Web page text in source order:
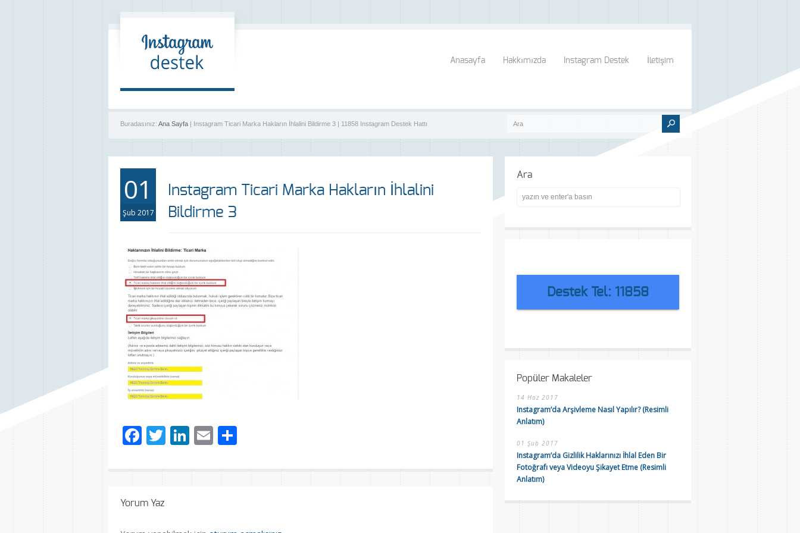
Anasayfa Hakkımızda Instagram Destek İletişim
Buradasınız: Ana Sayfa | Instagram Ticari Marka Hakların İhlalini Bildirme 3 | 11858 Instagram Destek Hattı
01
Şub 2017
Instagram Ticari Marka Hakların İhlalini
Bildirme 3
Facebook
Twitter
LinkedIn
Email
Yorum Yaz
Ara
Destek Tel: 11858
Popüler Makaleler
14 Haz 2017
Instagram’da Arşivleme Nasıl Yapılır? (Resimli
Anlatım)
01 Şub 2017
Instagram’da Gizlilik Haklarınızı İhlal Eden Bir
Fotoğrafı veya Videoyu Şikayet Etme (Resimli
Anlatım)